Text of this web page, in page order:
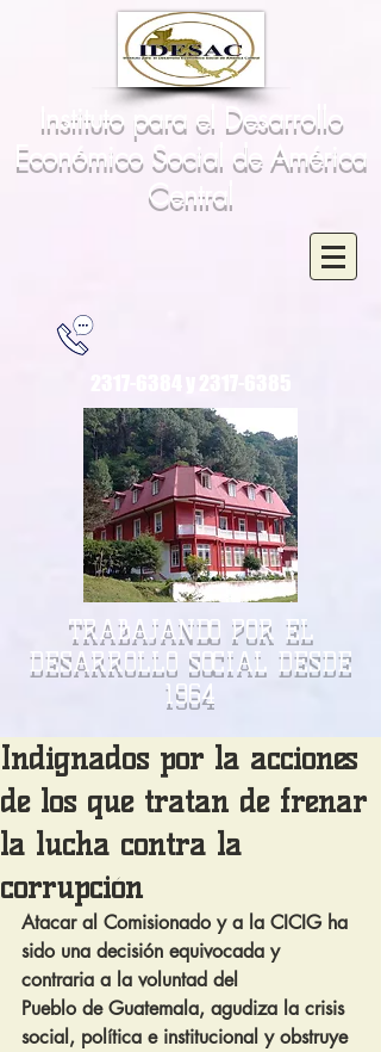
Instituto para el Desarrollo
Económico Social de América
Central
TRABAJANDO POR EL
DESARROLLO SOCIAL DESDE
1964
Indignados por la acciones
de los que tratan de frenar
la lucha contra la
corrupción
Atacar al Comisionado y a la CICIG ha
sido una decisión equivocada y
contraria a la voluntad del
Pueblo de Guatemala, agudiza la crisis
social, política e institucional y obstruye